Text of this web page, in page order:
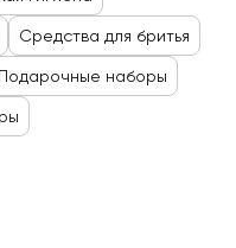
Средства для бритья
Подарочные наборы